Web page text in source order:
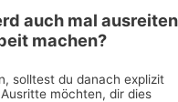
auch mal ausreiten
machen?
solltest du danach explizit
möchten, dir dies